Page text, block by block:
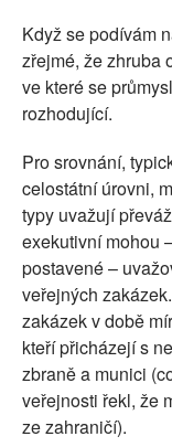
Když se podívám
zřejmé, že zhruba
ve které se
rozhodující.
Pro srovnání,
celostátní úrovni,
typy uvažují
exekutivní mohou
postavené –
veřejných
zakázek v době
kteří přicházejí s
zbraně a munici
veřejnosti řekl, že
ze zahraničí).